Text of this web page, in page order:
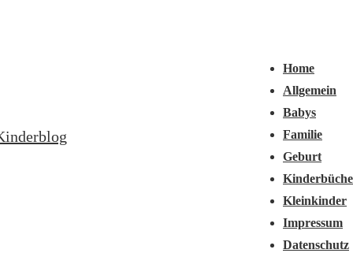
Home
Allgemein
Babys
Familie
Geburt
Kleinkinder
Impressum
Datenschutz